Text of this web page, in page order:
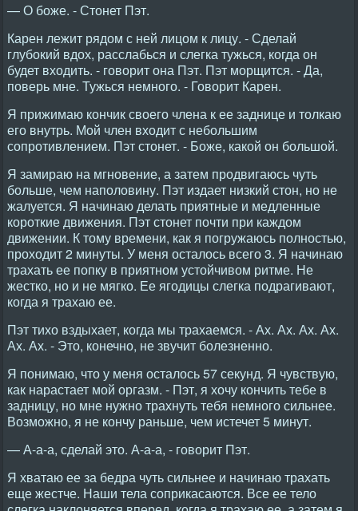
— О боже. - Стонет Пэт.
Карен лежит рядом с ней лицом к лицу. - Сделай
глубокий вдох, расслабься и слегка тужься, когда он
будет входить. - говорит она Пэт. Пэт морщится. - Да,
поверь мне. Тужься немного. - Говорит Карен.
Я прижимаю кончик своего члена к ее заднице и толкаю
его внутрь. Мой член входит с небольшим
сопротивлением. Пэт стонет. - Боже, какой он большой.
Я замираю на мгновение, а затем продвигаюсь чуть
больше, чем наполовину. Пэт издает низкий стон, но не
жалуется. Я начинаю делать приятные и медленные
короткие движения. Пэт стонет почти при каждом
движении. К тому времени, как я погружаюсь полностью,
проходит 2 минуты. У меня осталось всего 3. Я начинаю
трахать ее попку в приятном устойчивом ритме. Не
жестко, но и не мягко. Ее ягодицы слегка подрагивают,
когда я трахаю ее.
Пэт тихо вздыхает, когда мы трахаемся. - Ах. Ах. Ах. Ах.
Ах. Ах. - Это, конечно, не звучит болезненно.
Я понимаю, что у меня осталось 57 секунд. Я чувствую,
как нарастает мой оргазм. - Пэт, я хочу кончить тебе в
задницу, но мне нужно трахнуть тебя немного сильнее.
Возможно, я не кончу раньше, чем истечет 5 минут.
— А-а-а, сделай это. А-а-а, - говорит Пэт.
Я хватаю ее за бедра чуть сильнее и начинаю трахать
еще жестче. Наши тела соприкасаются. Все ее тело